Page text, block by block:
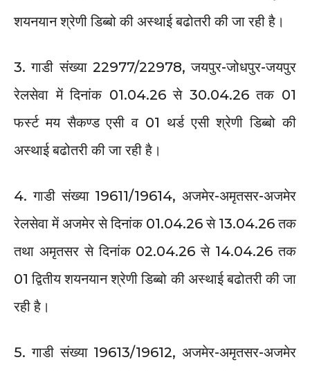
शयनयान श्रेणी डिब्बो की अस्थाई बढोतरी की जा रही है।
3. गाडी संख्या 22977/22978, जयपुर-जोधपुर-जयपुर
रेलसेवा में दिनांक 01.04.26 से 30.04.26 तक 01
फर्स्ट मय सैकण्ड एसी व 01 थर्ड एसी श्रेणी डिब्बो की
अस्थाई बढोतरी की जा रही है।
4. गाडी संख्या 19611/19614, अजमेर-अमृतसर-अजमेर
रेलसेवा में अजमेर से दिनांक 01.04.26 से 13.04.26 तक
तथा अमृतसर से दिनांक 02.04.26 से 14.04.26 तक
01 द्वितीय शयनयान श्रेणी डिब्बो की अस्थाई बढोतरी की जा
रही है।
5. गाडी संख्या 19613/19612, अजमेर-अमृतसर-अजमेर